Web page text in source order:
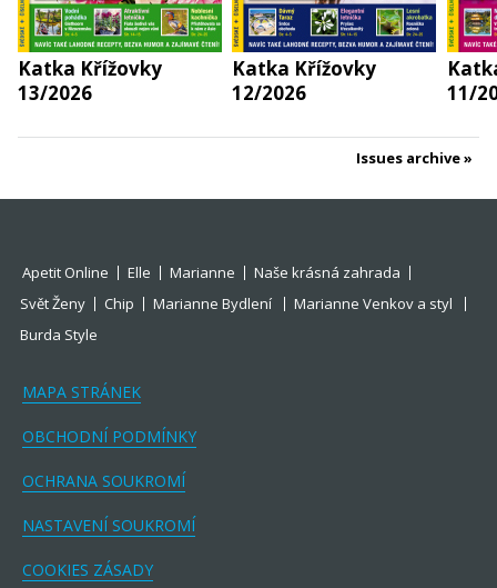
Katka Křížovky
13/2026
Katka Křížovky
12/2026
11/
Issues archive
Apetit Online Elle Marianne
Naše krásná zahrada
Svět Ženy
Chip Marianne Bydlení
Marianne Venkov a styl
Burda Style
MAPA STRÁNEK
OBCHODNÍ PODMÍNKY
OCHRANA SOUKROMÍ
NASTAVENÍ SOUKROMÍ
COOKIES ZÁSADY